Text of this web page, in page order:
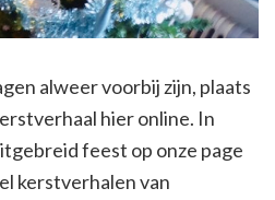
alweer voorbij zijn, plaats
hier online. In
feest op onze page
kerstverhalen van